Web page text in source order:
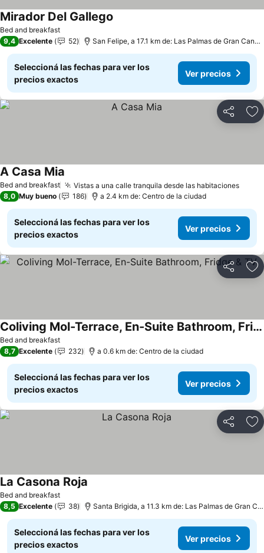
Bed and breakfast
Mirador Del Gallego
9,4 Excelente 52 San Felipe, a 17.1 km de: Las Palmas de Gran Canaria
Seleccioná las fechas para ver los
precios exactos
Ver precios
Compartir
Bed and breakfast Vistas a una calle tranquila desde las habitaciones
A Casa Mia
8,0 Muy bueno 186 a 2.4 km de: Centro de la ciudad
Seleccioná las fechas para ver los
precios exactos
Ver precios
Compartir
Bed and breakfast
Coliving Mol-Terrace, En-Suite Bathroom, Fridge & TV
8,7 Excelente 232 a 0.6 km de: Centro de la ciudad
Seleccioná las fechas para ver los
precios exactos
Ver precios
Compartir
Bed and breakfast
La Casona Roja
8,5 Excelente 38 Santa Brigida, a 11.3 km de: Las Palmas de Gran Canaria
Seleccioná las fechas para ver los
precios exactos
Ver precios